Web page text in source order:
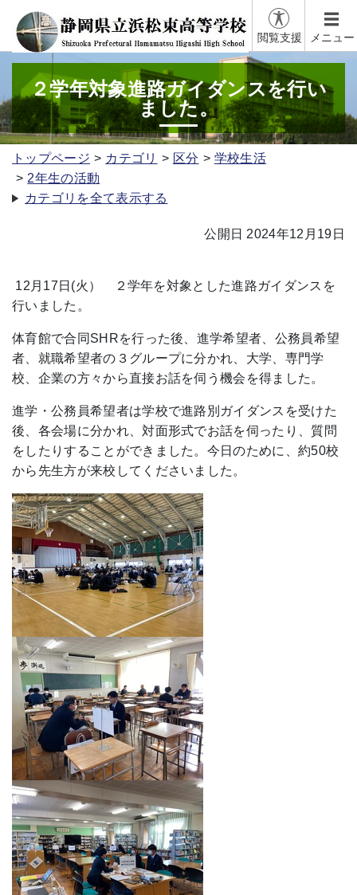
閲覧支援 メニュー
２学年対象進路ガイダンスを行い
ました。
トップページ カテゴリ 区分
学校生活
2年生の活動
カテゴリを全て表示する
公開日 2024年12月19日
12月17日(火） ２学年を対象とした進路ガイダンスを
行いました。
体育館で合同SHRを行った後、進学希望者、公務員希望
者、就職希望者の３グループに分かれ、大学、専門学
校、企業の方々から直接お話を伺う機会を得ました。
進学・公務員希望者は学校で進路別ガイダンスを受けた
後、各会場に分かれ、対面形式でお話を伺ったり、質問
をしたりすることができました。今日のために、約50校
から先生方が来校してくださいました。